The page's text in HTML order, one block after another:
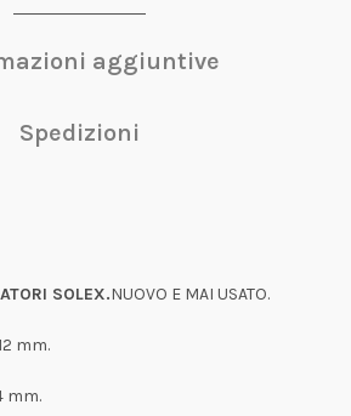
aggiuntive
Spedizioni
SOLEX.NUOVO E MAI USATO.
mm.
mm.